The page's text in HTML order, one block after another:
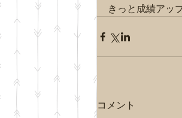
きっと成績アッ
コメント